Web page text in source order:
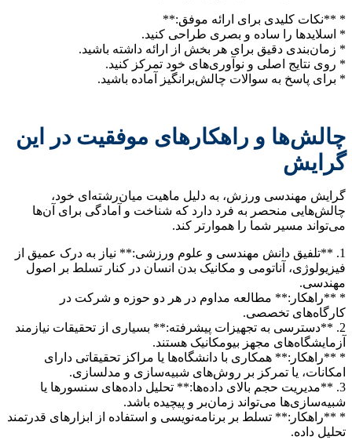
* **نکات کلیدی برای ارائه موفق:**
* اسلایدها را ساده و بصری طراحی کنید.
* زمان‌بندی دقیق برای هر بخش از ارائه داشته باشید.
* روی نتایج اصلی و نوآوری‌های خود تمرکز کنید.
* برای پاسخ به سوالات چالش‌برانگیز آماده باشید.
چالش‌ها و راهکارهای موفقیت در این
گرایش
گرایش مهندسی ورزش، به دلیل ماهیت میان‌رشته‌ای خود،
چالش‌هایی منحصر به فرد دارد که شناخت و آمادگی برای آن‌ها
می‌تواند مسیر شما را هموارتر کند.
1. **تلفیق دانش مهندسی و علوم ورزشی:** نیاز به درک عمیق از
فیزیولوژی، آناتومی و مکانیک بدن انسان در کنار تسلط بر اصول
مهندسی.
* **راهکار:** مطالعه مداوم در هر دو حوزه و شرکت در
کارگاه‌های تخصصی.
2. **دسترسی به تجهیزات پیشرفته:** بسیاری از تحقیقات نیازمند
آزمایشگاه‌های مجهز بیومکانیک هستند.
* **راهکار:** همکاری با دانشگاه‌ها یا مراکز تحقیقاتی دارای
امکانات، یا تمرکز بر روش‌های شبیه‌سازی و مدلسازی.
3. **مدیریت حجم بالای داده‌ها:** تحلیل داده‌های سنسورها یا
شبیه‌سازی‌ها می‌تواند زمان‌بر و پیچیده باشد.
* **راهکار:** تسلط بر برنامه‌نویسی و استفاده از ابزارهای قدرتمند
تحلیل داده.